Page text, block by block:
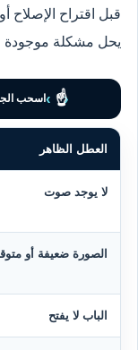
قبل اقتراح الإصلاح
يحل مشكلة موجودة
‹
☝
›اسحب
العطل الظاهر
لا يوجد صوت
الصورة ضعيفة أو
الباب لا يفتح